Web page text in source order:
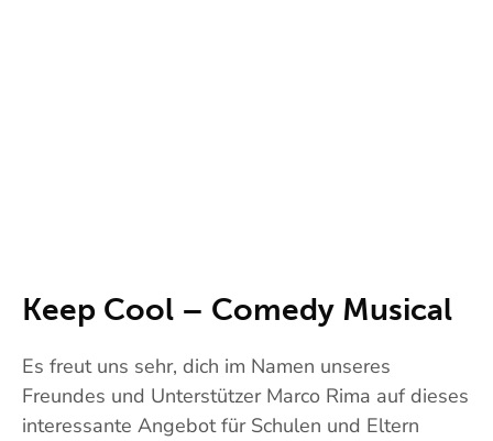
Keep Cool – Comedy Musical
Es freut uns sehr, dich im Namen unseres
Freundes und Unterstützer Marco Rima auf dieses
interessante Angebot für Schulen und Eltern